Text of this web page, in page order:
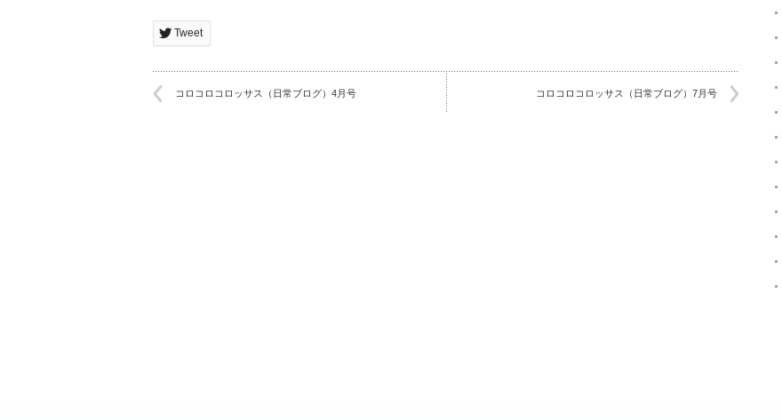
Tweet
コロコロコロッサス（日常ブログ）4月号 コロコロコロッサス（日常ブログ）7月号